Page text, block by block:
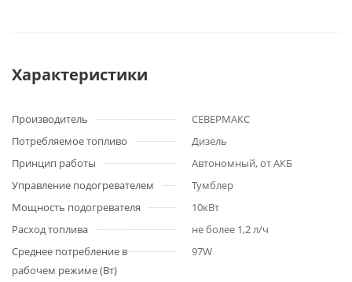
Характеристики
Производитель
СЕВЕРМАКС
Потребляемое топливо
Дизель
Принцип работы
Автономный, от АКБ
Управление подогревателем
Тумблер
Мощность подогревателя
10кВт
Расход топлива
не более 1,2 л/ч
Среднее потребление в
рабочем режиме (Вт)
97W